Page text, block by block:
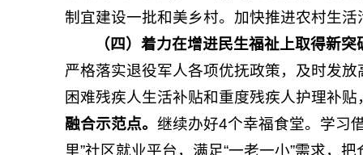
制宜建设一批和美乡村。加快推进农村生
（四）着力在增进民生福祉上取得新突
严格落实退役军人各项优抚政策，及时发
困难残疾人生活补贴和重度残疾人护理补
融合示范点。 继续办好4个幸福食堂。学习
里”社区就业平台，满足“一老一小”需求，